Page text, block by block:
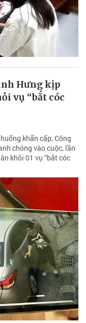
Hưng kịp
vụ “bắt cóc
khẩn cấp, Công
chóng vào cuộc, lần
khỏi 01 vụ “bắt cóc